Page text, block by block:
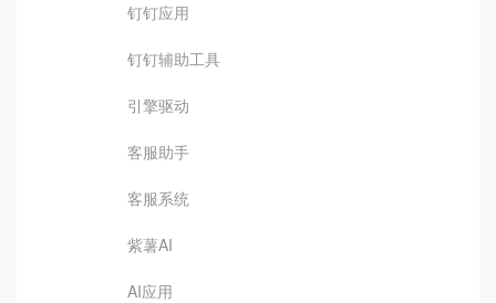
钉钉应用
钉钉辅助工具
引擎驱动
客服助手
客服系统
紫薯AI
AI应用